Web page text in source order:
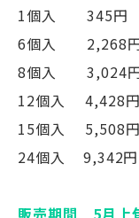
1個入 345円
6個入 2,268
8個入 3,024
12個入 4,428円
15個入 5,508円
24個入 9,342